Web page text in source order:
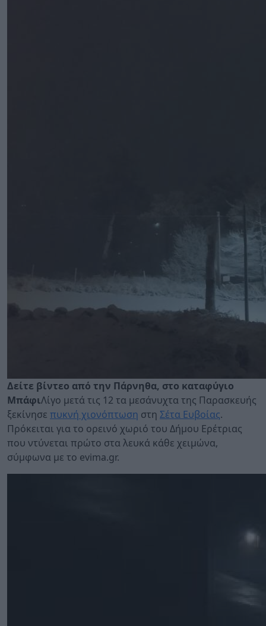
Δείτε βίντεο από την Πάρνηθα, στο καταφύγιο
ΜπάφιΛίγο μετά τις 12 τα μεσάνυχτα της Παρασκευής
ξεκίνησε πυκνή χιονόπτωση στη Σέτα Ευβοίας.
Πρόκειται για το ορεινό χωριό του Δήμου Ερέτριας
που ντύνεται πρώτο στα λευκά κάθε χειμώνα,
σύμφωνα με το evima.gr.